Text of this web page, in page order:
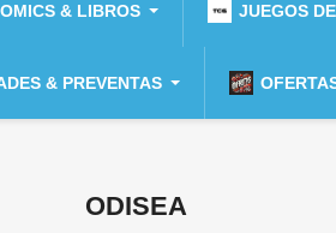
& LIBROS JUEGOS
& PREVENTAS
ODISEA